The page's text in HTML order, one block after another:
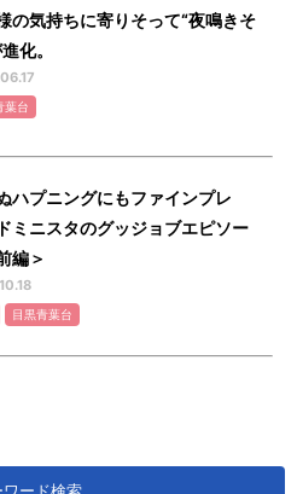
の気持ちに寄りそって“夜鳴きそ
化。
葉台
ハプニングにもファインプレ
ミニスタのグッジョブエピソー
編＞
目黒青葉台